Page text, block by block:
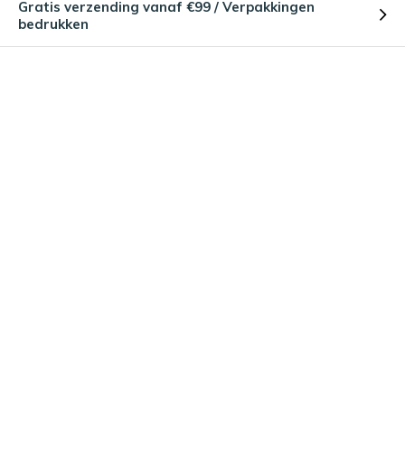
Gratis verzending vanaf €99 / Verpakkingen
bedrukken